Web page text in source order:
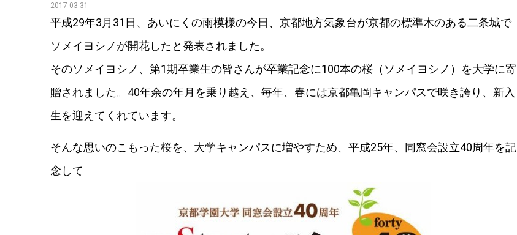
2017-03-31
平成29年3月31日、あいにくの雨模様の今日、京都地方気象台が京都の標準木のある二条城で
ソメイヨシノが開花したと発表されました。
そのソメイヨシノ、第1期卒業生の皆さんが卒業記念に100本の桜（ソメイヨシノ）を大学に寄
贈されました。40年余の年月を乗り越え、毎年、春には京都亀岡キャンパスで咲き誇り、新入
生を迎えてくれています。
そんな思いのこもった桜を、大学キャンパスに増やすため、平成25年、同窓会設立40周年を記
念して